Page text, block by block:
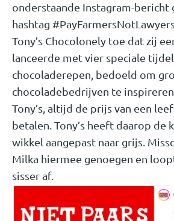
onderstaande Instagram-bericht
hashtag
Tony’s Chocolonely toe dat zij
lanceerde met vier speciale
chocoladerepen, bedoeld om
chocoladebedrijven te
Tony’s, altijd de prijs van een
betalen. Tony’s heeft daarop de
wikkel aangepast naar grijs.
Milka hiermee genoegen en
sisser af.